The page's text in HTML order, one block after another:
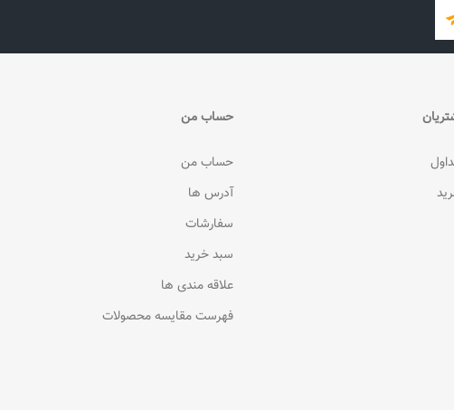
حساب من
حساب من
آدرس ها
سفارشات
سبد خرید
علاقه مندی ها
فهرست مقایسه محصولات